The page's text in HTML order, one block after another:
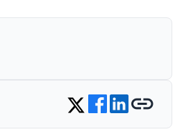
Share on Twitter
Share on Facebook
Share on LinkedIn
Copy link